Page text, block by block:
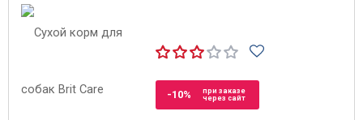
-10%
при заказе
через сайт